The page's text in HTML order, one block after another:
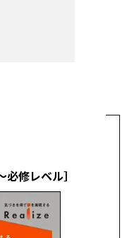
修レベル］